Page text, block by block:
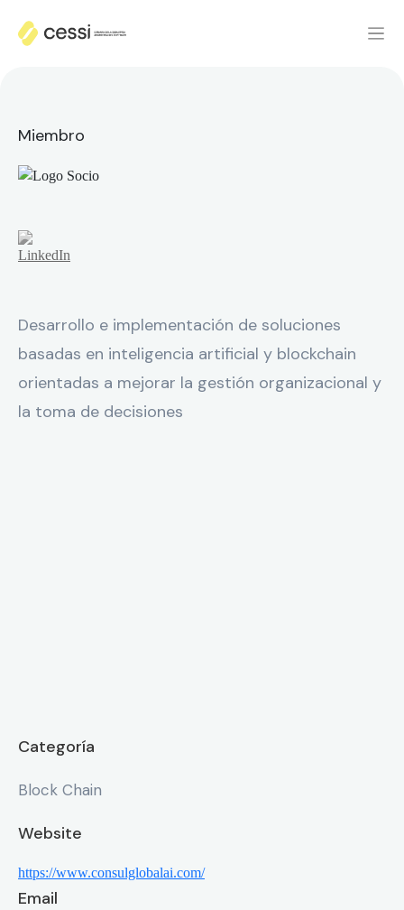
Miembro
Desarrollo e implementación de soluciones
basadas en inteligencia artificial y blockchain
orientadas a mejorar la gestión organizacional y
la toma de decisiones
Categoría
Block Chain
Website
https://www.consulglobalai.com/
Email